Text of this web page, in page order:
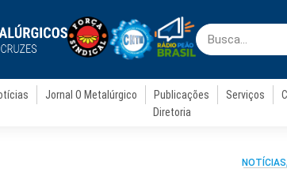
Jornal O Metalúrgico Publicações Serviços
Diretoria
NOTÍCIAS